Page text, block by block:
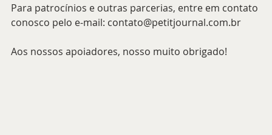
Para patrocínios e outras parcerias, entre em contato
conosco pelo e-mail: contato@petitjournal.com.br
Aos nossos apoiadores, nosso muito obrigado!